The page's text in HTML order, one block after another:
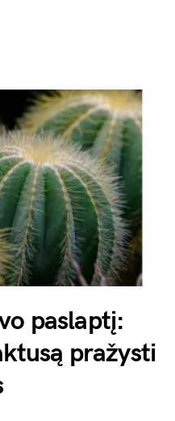
paslaptį:
pražysti